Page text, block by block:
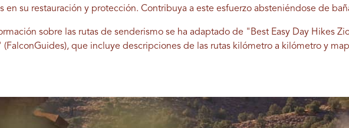
en su restauración y protección. Contribuya a este esfuerzo absteniéndose de
sobre las rutas de senderismo se ha adaptado de "Best Easy Day Hikes
(FalconGuides), que incluye descripciones de las rutas kilómetro a kilómetro y